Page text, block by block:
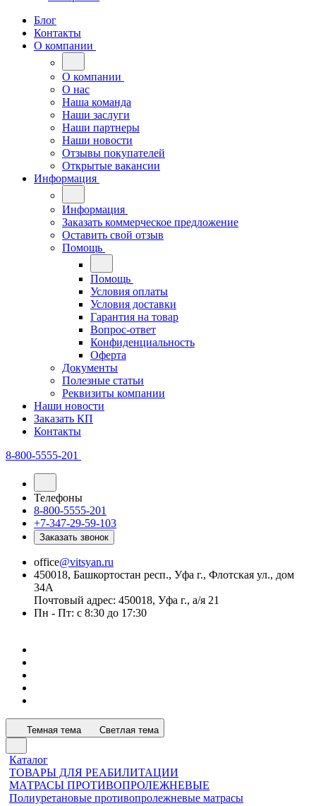
Блог
Контакты
О компании
О компании
О нас
Наша команда
Наши заслуги
Наши партнеры
Наши новости
Отзывы покупателей
Открытые вакансии
Информация
Информация
Заказать коммерческое предложение
Оставить свой отзыв
Помощь
Помощь
Условия оплаты
Условия доставки
Гарантия на товар
Вопрос-ответ
Конфиденциальность
Оферта
Документы
Полезные статьи
Реквизиты компании
Наши новости
Заказать КП
Контакты
8-800-5555-201
Телефоны
8-800-5555-201
+7-347-29-59-103
Заказать звонок
office@vitsyan.ru
450018, Башкортостан респ., Уфа г., Флотская ул., дом
34А
Почтовый адрес: 450018, Уфа г., а/я 21
Пн - Пт: с 8:30 до 17:30
Темная тема Светлая тема
Каталог
ТОВАРЫ ДЛЯ РЕАБИЛИТАЦИИ
МАТРАСЫ ПРОТИВОПРОЛЕЖНЕВЫЕ
Полиуретановые противопролежневые матрасы